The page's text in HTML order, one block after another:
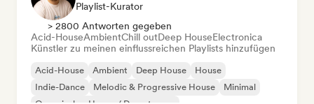
Playlist-Kurator
> 2800 Antworten gegeben
Acid-HouseAmbientChill outDeep HouseElectronica
Künstler zu meinen einflussreichen Playlists hinzufügen
Acid-House Ambient Deep House
House
Indie-Dance
Melodic & Progressive House
Minimal